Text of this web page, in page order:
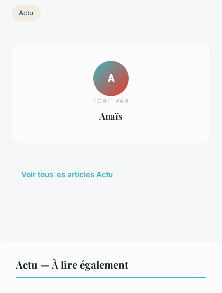
Actu
A
ECRIT PAR
Anaïs
← Voir tous les articles Actu
Actu — À lire également